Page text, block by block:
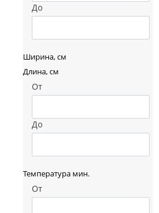
До
Ширина, см
Длина, см
От
До
Температура мин.
От